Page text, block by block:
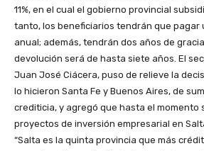
11%, en el cual el gobierno provincial
tanto, los beneficiarios tendrán que pagar
anual; además, tendrán dos años de
devolución será de hasta siete años. El
Juan José Ciácera, puso de relieve la
lo hicieron Santa Fe y Buenos Aires, de
crediticia, y agregó que hasta el momento
proyectos de inversión empresarial en
“Salta es la quinta provincia que más